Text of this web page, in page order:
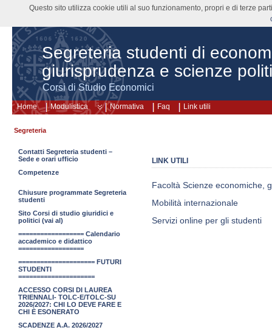
Segreteria studenti di
giurisprudenza e scienze
Corsi di Studio Economici
Home Modulistica Normativa Faq Link utili
LINK UTILI
Facoltà Scienze economiche,
Mobilità internazionale
Servizi online per gli studenti
Segreteria
Contatti Segreteria studenti –
Sede e orari ufficio
Competenze
Chiusure programmate Segreteria
studenti
Sito Corsi di studio giuridici e
politici (vai al)
================== Calendario
accademico e didattico
==================
===================== FUTURI
STUDENTI
=====================
ACCESSO CORSI DI LAUREA
TRIENNALI- TOLC-E/TOLC-SU
2026/2027: CHI LO DEVE FARE E
CHI È ESONERATO
SCADENZE A.A. 2026/2027
Questo sito utilizza cookie utili al suo funzionamento, propri e di terze